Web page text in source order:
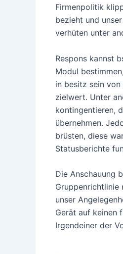
Firmenpolitik
bezieht und
verhüten unter
Respons kannst
Modul
in besitz sein
zielwert. Unter
kontingentieren,
übernehmen.
brüsten, diese
Statusberichte
Die Anschauung
Gruppenrichtlinie
unser
Gerät auf keinen
Irgendeiner der